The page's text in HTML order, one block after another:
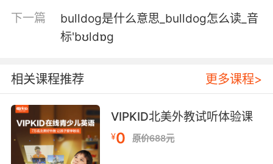
bulldozer.
只要告诉我推土机究竟是怎么回事
7. Badgers are the bulldozers of the predator
world.
而獾对于土拨鼠来说就像推土机
8. Yeah, wewe solved that with a bulldozer.
下一篇
bulldog是什么意思_bulldog怎么读_音
标'bʊldɒɡ
相关课程推荐 更多课程>
VIPKID北美外教试听体验课
¥0 原价688元